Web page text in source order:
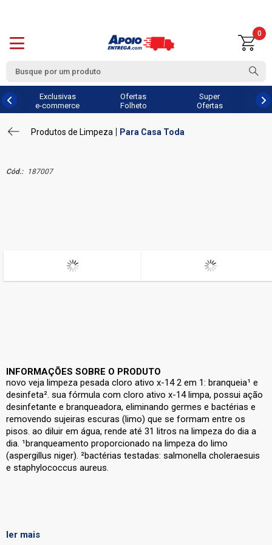
0
Exclusivas
e-commerce
Ofertas
Folheto
Super
Ofertas
Produtos de Limpeza Para Casa Toda
Cód.: 187007
INFORMAÇÕES SOBRE O PRODUTO
novo veja limpeza pesada cloro ativo x-14 2 em 1: branqueia¹ e
desinfeta². sua fórmula com cloro ativo x-14 limpa, possui ação
desinfetante e branqueadora, eliminando germes e bactérias e
removendo sujeiras escuras (limo) que se formam entre os
pisos. ao diluir em água, rende até 31 litros na limpeza do dia a
dia. ¹branqueamento proporcionado na limpeza do limo
(aspergillus niger). ²bactérias testadas: salmonella choleraesuis
e staphylococcus aureus.
ler mais